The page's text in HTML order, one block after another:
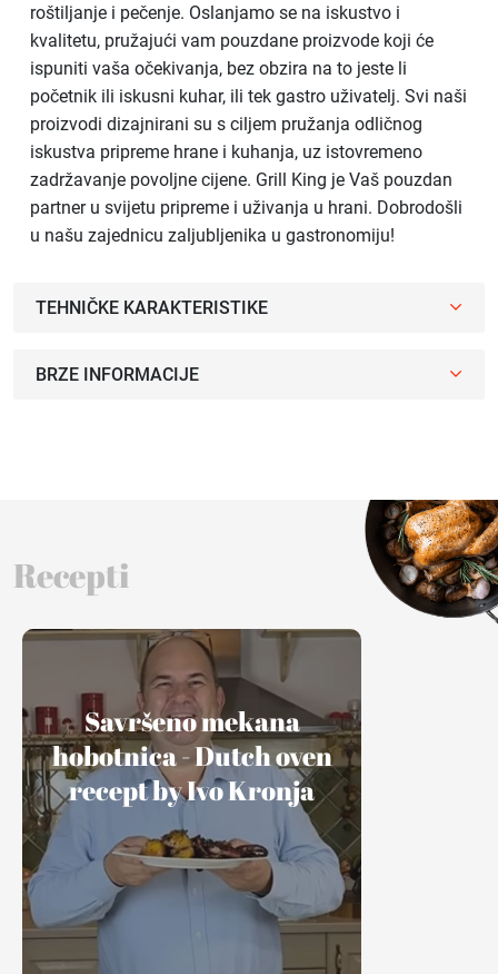
roštiljanje i pečenje. Oslanjamo se na iskustvo i
kvalitetu, pružajući vam pouzdane proizvode koji će
ispuniti vaša očekivanja, bez obzira na to jeste li
početnik ili iskusni kuhar, ili tek gastro uživatelj. Svi naši
proizvodi dizajnirani su s ciljem pružanja odličnog
iskustva pripreme hrane i kuhanja, uz istovremeno
zadržavanje povoljne cijene. Grill King je Vaš pouzdan
partner u svijetu pripreme i uživanja u hrani. Dobrodošli
u našu zajednicu zaljubljenika u gastronomiju!
TEHNIČKE KARAKTERISTIKE
BRZE INFORMACIJE
Recepti
Savršeno mekana
hobotnica - Dutch oven
recept by Ivo Kronja